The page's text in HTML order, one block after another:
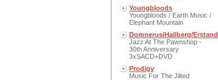
Youngbloods
Youngbloods / Earth Music /
Elephant Mountain
Domnerus/Hallberg/Erstand
Jazz At The Pawnshop -
30th Anniversary
3xSACD+DVD
Prodigy
Music For The Jilted